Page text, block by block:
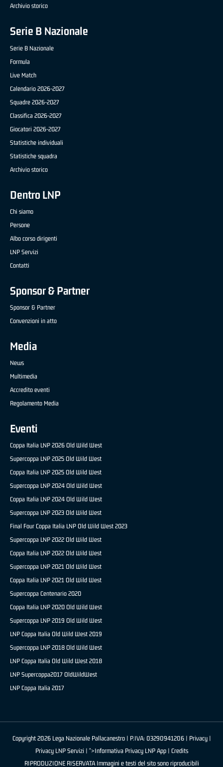
Archivio storico
Serie B Nazionale
Serie B Nazionale
Formula
Live Match
Calendario 2026-2027
Squadre 2026-2027
Classifica 2026-2027
Giocatori 2026-2027
Statistiche individuali
Statistiche squadra
Archivio storico
Dentro LNP
Chi siamo
Persone
Albo corso dirigenti
LNP Servizi
Contatti
Sponsor & Partner
Sponsor & Partner
Convenzioni in atto
Media
News
Multimedia
Accredito eventi
Regolamento Media
Eventi
Coppa Italia LNP 2026 Old Wild West
Supercoppa LNP 2025 Old Wild West
Coppa Italia LNP 2025 Old Wild West
Supercoppa LNP 2024 Old Wild West
Coppa Italia LNP 2024 Old Wild West
Supercoppa LNP 2023 Old Wild West
Final Four Coppa Italia LNP Old Wild West 2023
Supercoppa LNP 2022 Old Wild West
Coppa Italia LNP 2022 Old Wild West
Supercoppa LNP 2021 Old Wild West
Coppa Italia LNP 2021 Old Wild West
Supercoppa Centenario 2020
Coppa Italia LNP 2020 Old Wild West
Supercoppa LNP 2019 Old Wild West
LNP Coppa Italia Old Wild West 2019
Supercoppa LNP 2018 Old Wild West
LNP Coppa Italia Old Wild West 2018
LNP Supercoppa2017 OldWildWest
LNP Coppa Italia 2017
Copyright 2026 Lega Nazionale Pallacanestro | P.IVA: 03290941206 | Privacy|
Privacy LNP Servizi | ">Informativa Privacy LNP App | Credits
RIPRODUZIONE RISERVATA Immagini e testi del sito sono riproducibili